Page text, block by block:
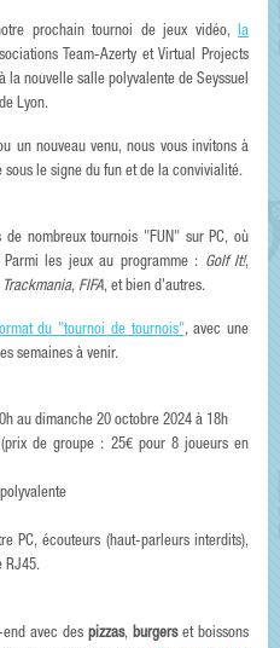
prochain tournoi de jeux vidéo, la
Team-Azerty et Virtual Projects
la nouvelle salle polyvalente de Seyssuel
Lyon.
un nouveau venu, nous vous invitons à
le signe du fun et de la convivialité.
nombreux tournois "FUN" sur PC, où
les jeux au programme : Golf It!,
Trackmania, FIFA, et bien d'autres.
du "tournoi de tournois", avec une
semaines à venir.
au dimanche 20 octobre 2024 à 18h
de groupe : 25€ pour 8 joueurs en
PC, écouteurs (haut-parleurs interdits),
RJ45.
avec des pizzas, burgerset boissons